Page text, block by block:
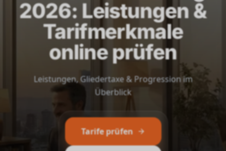
2026: Leistungen &
Tarifmerkmale
online prüfen
Leistungen, Gliedertaxe & Progression im
Überblick
Tarife prüfen